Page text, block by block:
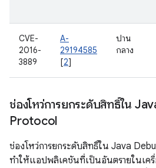
CVE-
2016-
3889
A-
29194585
[2]
ปาน
กลาง
ช่องโหว่การยกระดับสิทธิ์ใน
Protocol
ช่องโหว่การยกระดับสิทธิ์ใน Java
ทำให้แอปพลิเคชันที่เป็นอันตรายในเครื่